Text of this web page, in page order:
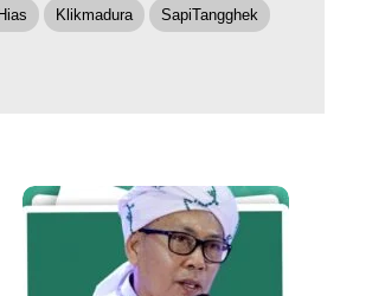
Klikmadura SapiTangghek